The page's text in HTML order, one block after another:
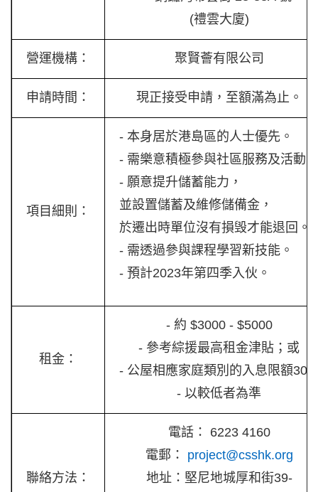
(禮雲大廈)
營運機構： 聚賢薈有限公司
申請時間： 現正接受申請，至額滿為止。
項目細則：
- 本身居於港島區的人士優先。
- 需樂意積極參與社區服務及活動。
- 願意提升儲蓄能力，
並設置儲蓄及維修儲備金，
於遷出時單位沒有損毁才能退回。
- 需透過參與課程學習新技能。
- 預計2023年第四季入伙。
租金：
- 約 $3000 - $5000
- 參考綜援最高租金津貼；或
- 公屋相應家庭類別的入息限額30%
- 以較低者為準
聯絡方法：
電話： 6223 4160
電郵： project@csshk.org
地址：堅尼地城厚和街39-